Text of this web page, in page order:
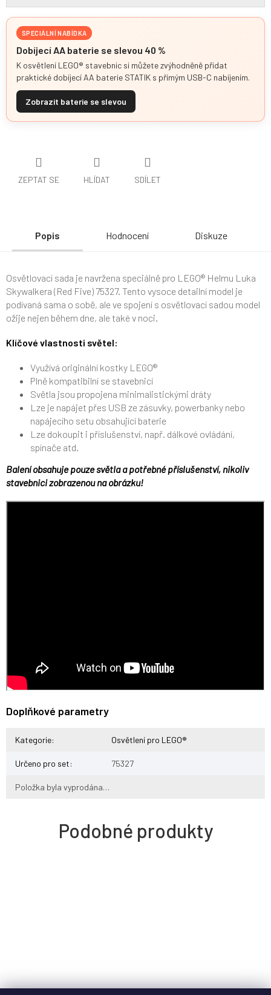
SPECIÁLNÍ NABÍDKA
Dobíjecí AA baterie se slevou 40 %
K osvětlení LEGO® stavebnic si můžete zvýhodněně přidat
praktické dobíjecí AA baterie STATIK s přímým USB-C nabíjením.
Zobrazit baterie se slevou
ZEPTAT SE HLÍDAT SDÍLET
Popis Hodnocení Diskuze
Osvětlovací sada je navržena speciálně pro LEGO® Helmu Luka
Skywalkera (Red Five) 75327. Tento vysoce detailní model je
podívaná sama o sobě, ale ve spojení s osvětlovací sadou model
ožije nejen během dne, ale také v noci.
Klíčové vlastnosti světel:
Využívá originální kostky LEGO®
Plně kompatibilní se stavebnicí
Světla jsou propojena minimalistickými dráty
Lze je napájet přes USB ze zásuvky, powerbanky nebo
napájecího setu obsahující baterie
Lze dokoupit i příslušenství, např. dálkové ovládání,
spínače atd.
Balení obsahuje pouze světla a potřebné příslušenství, nikoliv
stavebnici zobrazenou na obrázku!
Doplňkové parametry
Kategorie: Osvětlení pro LEGO®
Určeno pro set: 75327
Položka byla vyprodána…